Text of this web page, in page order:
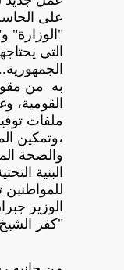
على
"الوزارة"
التي
به من
القومية،
ملفات
،وتمكين
والصحة
البنية
الوزير
"كفر